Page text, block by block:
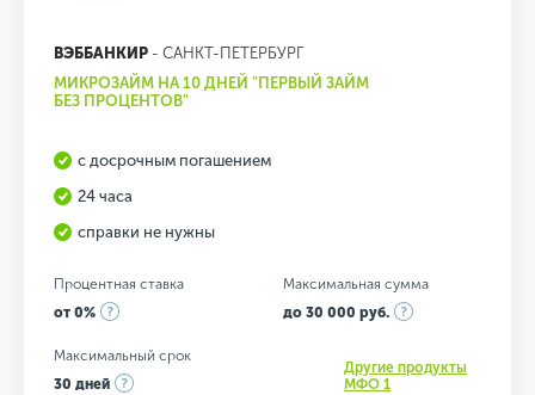
ВЭББАНКИР - САНКТ-ПЕТЕРБУРГ
МИКРОЗАЙМ НА 10 ДНЕЙ "ПЕРВЫЙ ЗАЙМ
БЕЗ ПРОЦЕНТОВ"
с досрочным погашением
24 часа
справки не нужны
Процентная ставка
от 0%
Максимальная сумма
до 30 000 руб.
Максимальный срок
30 дней
Другие продукты
МФО 1